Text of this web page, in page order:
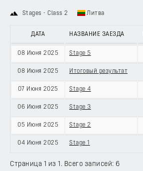
Stages - Class 2 Литва
ДАТА НАЗВАНИЕ ЗАЕЗДА
08 Июня 2025 Stage 5
08 Июня 2025 Итоговый результат
07 Июня 2025 Stage 4
06 Июня 2025 Stage 3
05 Июня 2025 Stage 2
04 Июня 2025 Stage 1
Страница 1 из 1. Всего записей: 6